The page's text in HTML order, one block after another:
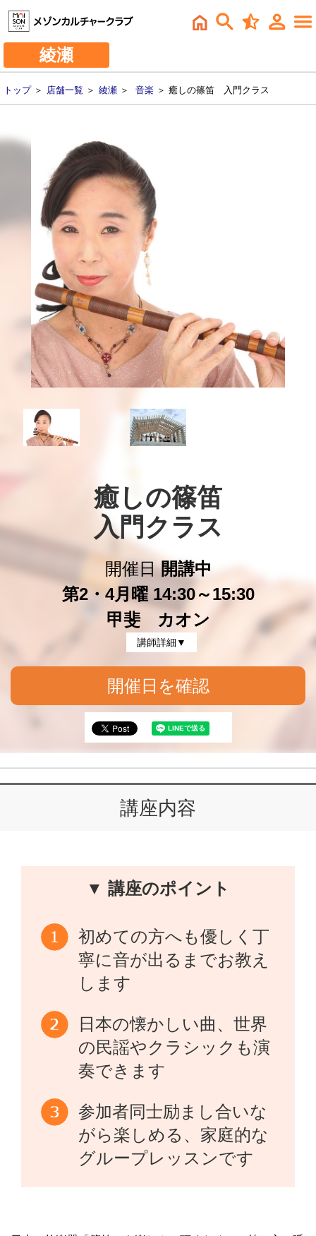
綾瀬
トップ＞ 店舗一覧 ＞ 綾瀬 ＞ 音楽 ＞ 癒しの篠笛 入門クラス
癒しの篠笛
入門クラス
開催日開講中
第2・4月曜 14:30～15:30
甲斐 カオン
講師詳細▼
開催日を確認
講座内容
▼ 講座のポイント
初めての方へも優しく丁
寧に音が出るまでお教え
します
日本の懐かしい曲、世界
の民謡やクラシックも演
奏できます
参加者同士励まし合いな
がら楽しめる、家庭的な
グループレッスンです